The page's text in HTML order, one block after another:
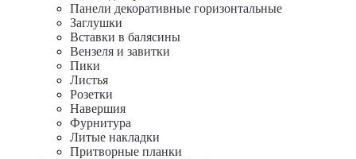
Панели декоративные горизонтальные
Заглушки
Вставки в балясины
Вензеля и завитки
Пики
Листья
Розетки
Навершия
Фурнитура
Литые накладки
Притворные планки